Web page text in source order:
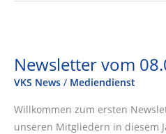
Newsletter vom
VKS News / Mediendienst
Willkommen zum ersten
unseren Mitgliedern in diesem